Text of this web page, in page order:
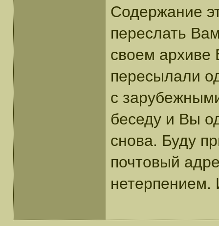
Содержание
переслать
своем
пересылали
с
беседу и Вы
снова. Буду
почтовый